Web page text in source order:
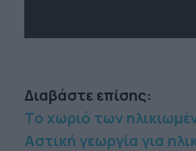
Διαβάστε επίσης:
Το χωριό των
Αστική γεωργία για